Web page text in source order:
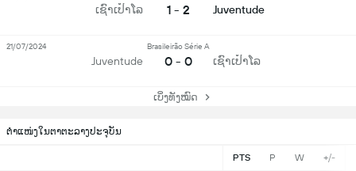
ຕຳແໜ່ງໃນຕາຕະລາງປະຈຸບັນ
PTS P W +/-
ເຊົາເປົາໂລ 1 - 2 Juventude
Juventude
Brasileirão Série A
0 - 0 ເຊົາເປົາໂລ
21/07/2024
ເບິ່ງທັງໝົດ